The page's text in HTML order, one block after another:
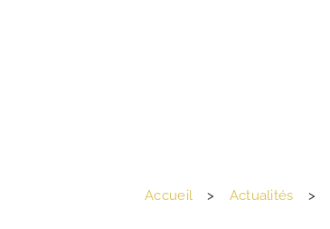
Accueil > Actualités >